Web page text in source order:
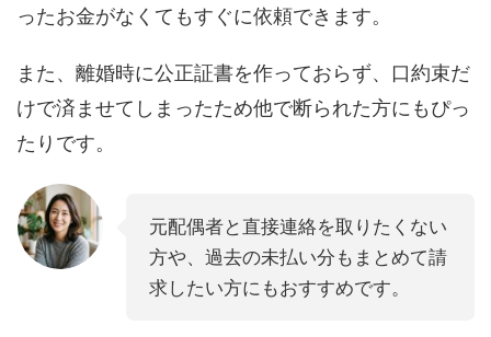
ったお金がなくてもすぐに依頼できます。
また、離婚時に公正証書を作っておらず、口約束だ
けで済ませてしまったため他で断られた方にもぴっ
たりです。
元配偶者と直接連絡を取りたくない
方や、過去の未払い分もまとめて請
求したい方にもおすすめです。